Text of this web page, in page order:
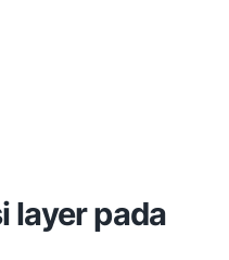
layer pada